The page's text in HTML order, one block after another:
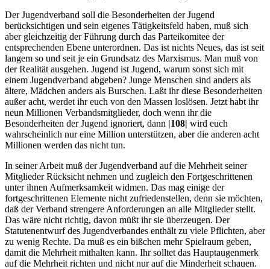
Der Jugendverband soll die Besonderheiten der Jugend
berücksichtigen und sein eigenes Tätigkeitsfeld haben, muß sich
aber gleichzeitig der Führung durch das Parteikomitee der
entsprechenden Ebene unterordnen. Das ist nichts Neues, das ist seit
langem so und seit je ein Grundsatz des Marxismus. Man muß von
der Realität ausgehen. Jugend ist Jugend, warum sonst sich mit
einem Jugendverband abgeben? Junge Menschen sind anders als
ältere, Mädchen anders als Burschen. Laßt ihr diese Besonderheiten
außer acht, werdet ihr euch von den Massen loslösen. Jetzt habt ihr
neun Millionen Verbandsmitglieder, doch wenn ihr die
Besonderheiten der Jugend ignoriert, dann |108| wird euch
wahrscheinlich nur eine Million unterstützen, aber die anderen acht
Millionen werden das nicht tun.
In seiner Arbeit muß der Jugendverband auf die Mehrheit seiner
Mitglieder Rücksicht nehmen und zugleich den Fortgeschrittenen
unter ihnen Aufmerksamkeit widmen. Das mag einige der
fortgeschrittenen Elemente nicht zufriedenstellen, denn sie möchten,
daß der Verband strengere Anforderungen an alle Mitglieder stellt.
Das wäre nicht richtig, davon müßt ihr sie überzeugen. Der
Statutenentwurf des Jugendverbandes enthält zu viele Pflichten, aber
zu wenig Rechte. Da muß es ein bißchen mehr Spielraum geben,
damit die Mehrheit mithalten kann. Ihr solltet das Hauptaugenmerk
auf die Mehrheit richten und nicht nur auf die Minderheit schauen.